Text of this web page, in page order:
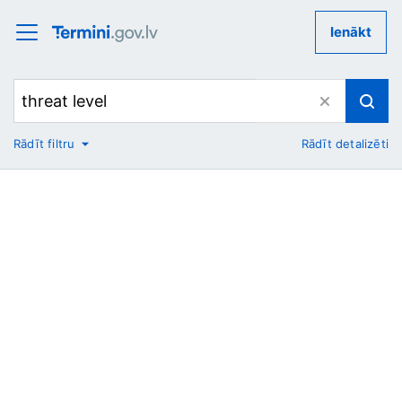
Ienākt
No
Rādīt filtru Rādīt detalizēti